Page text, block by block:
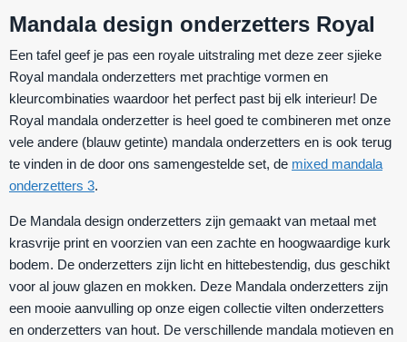
Mandala design onderzetters Royal
Een tafel geef je pas een royale uitstraling met deze zeer sjieke
Royal mandala onderzetters met prachtige vormen en
kleurcombinaties waardoor het perfect past bij elk interieur! De
Royal mandala onderzetter is heel goed te combineren met onze
vele andere (blauw getinte) mandala onderzetters en is ook terug
te vinden in de door ons samengestelde set, de mixed mandala
onderzetters 3.
De Mandala design onderzetters zijn gemaakt van metaal met
krasvrije print en voorzien van een zachte en hoogwaardige kurk
bodem. De onderzetters zijn licht en hittebestendig, dus geschikt
voor al jouw glazen en mokken. Deze Mandala onderzetters zijn
een mooie aanvulling op onze eigen collectie vilten onderzetters
en onderzetters van hout. De verschillende mandala motieven en